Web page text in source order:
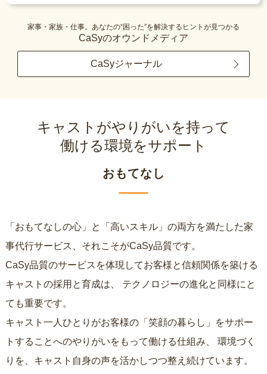
家事・家族・仕事。あなたの“困った”を解決するヒントが見つかる
CaSyのオウンドメディア
CaSyジャーナル
キャストがやりがいを持って
働ける環境をサポート
おもてなし
「おもてなしの心」と「高いスキル」の両方を満たした家
事代行サービス、それこそがCaSy品質です。
CaSy品質のサービスを体現してお客様と信頼関係を築ける
キャストの採用と育成は、
ても重要です。
キャスト一人ひとりがお客様の「笑顔の暮らし」をサポー
トすることへのやりがいをもって働ける仕組み、
りを、キャスト自身の声を活かしつつ整え続けています。